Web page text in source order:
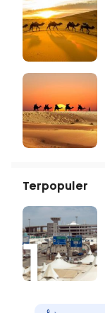
Terpopuler